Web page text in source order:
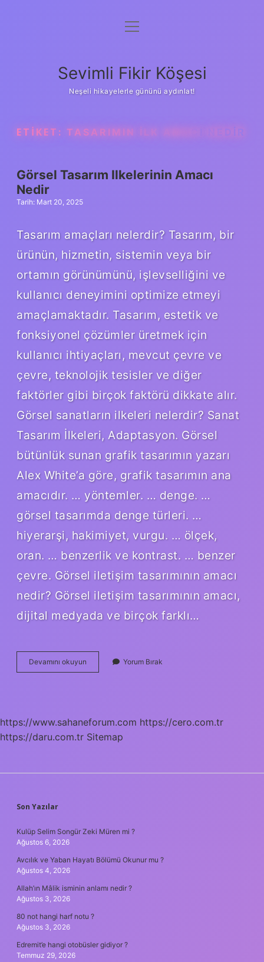
Anasayfa
Yasal Uyarı
menüyü
Sevimli Fikir Köşesi
Neşeli hikayelerle gününü aydınlat!
ETIKET: TASARIMIN ILK AMACI NEDIR
Görsel Tasarım Ilkelerinin Amacı
Nedir
Tarih: Mart 20, 2025
Tasarım amaçları nelerdir? Tasarım, bir
ürünün, hizmetin, sistemin veya bir
ortamın görünümünü, işlevselliğini ve
kullanıcı deneyimini optimize etmeyi
amaçlamaktadır. Tasarım, estetik ve
fonksiyonel çözümler üretmek için
kullanıcı ihtiyaçları, mevcut çevre ve
çevre, teknolojik tesisler ve diğer
faktörler gibi birçok faktörü dikkate alır.
Görsel sanatların ilkeleri nelerdir? Sanat
Tasarım İlkeleri, Adaptasyon. Görsel
bütünlük sunan grafik tasarımın yazarı
Alex White’a göre, grafik tasarımın ana
amacıdır. … yöntemler. … denge. …
görsel tasarımda denge türleri. …
hiyerarşi, hakimiyet, vurgu. … ölçek,
oran. … benzerlik ve kontrast. … benzer
çevre. Görsel iletişim tasarımının amacı
nedir? Görsel iletişim tasarımının amacı,
dijital medyada ve birçok farklı…
Devamını okuyun
Tasarım
Yorum Bırak
https://www.sahaneforum.com https://cero.com.tr
https://daru.com.tr Sitemap
SIDEBAR
Son Yazılar
Kulüp Selim Songür Zeki Müren mi ?
Ağustos 6, 2026
Avcılık ve Yaban Hayatı Bölümü Okunur mu ?
Ağustos 4, 2026
Allah’ın Mâlik isminin anlamı nedir ?
Ağustos 3, 2026
80 not hangi harf notu ?
Ağustos 3, 2026
Edremit’e hangi otobüsler gidiyor ?
Temmuz 29, 2026